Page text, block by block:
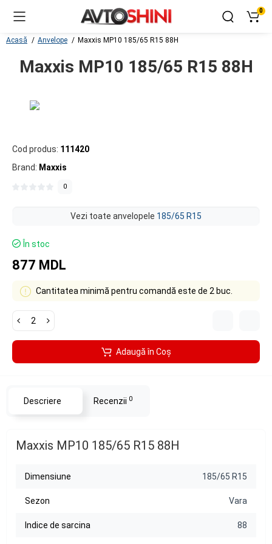
0
Acasă Anvelope Maxxis MP10 185/65 R15 88H
Maxxis MP10 185/65 R15 88H
Cod produs: 111420
Brand: Maxxis
0
Vezi toate anvelopele 185/65 R15
În stoc
877 MDL
Cantitatea minimă pentru comandă este de 2 buc.
Adaugă în Coş
Descriere Recenzii 0
Maxxis MP10 185/65 R15 88H
Dimensiune 185/65 R15
Sezon Vara
Indice de sarcina 88